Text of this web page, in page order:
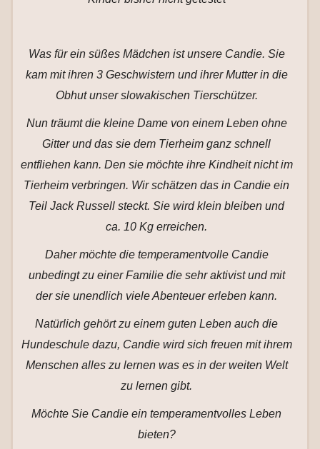
Was für ein süßes Mädchen ist unsere Candie. Sie
kam mit ihren 3 Geschwistern und ihrer Mutter in die
Obhut unser slowakischen Tierschützer.
Nun träumt die kleine Dame von einem Leben ohne
Gitter und das sie dem Tierheim ganz schnell
entfliehen kann. Den sie möchte ihre Kindheit nicht im
Tierheim verbringen. Wir schätzen das in Candie ein
Teil Jack Russell steckt. Sie wird klein bleiben und
ca. 10 Kg erreichen.
Daher möchte die temperamentvolle Candie
unbedingt zu einer Familie die sehr aktivist und mit
der sie unendlich viele Abenteuer erleben kann.
Natürlich gehört zu einem guten Leben auch die
Hundeschule dazu, Candie wird sich freuen mit ihrem
Menschen alles zu lernen was es in der weiten Welt
zu lernen gibt.
Möchte Sie Candie ein temperamentvolles Leben
bieten?